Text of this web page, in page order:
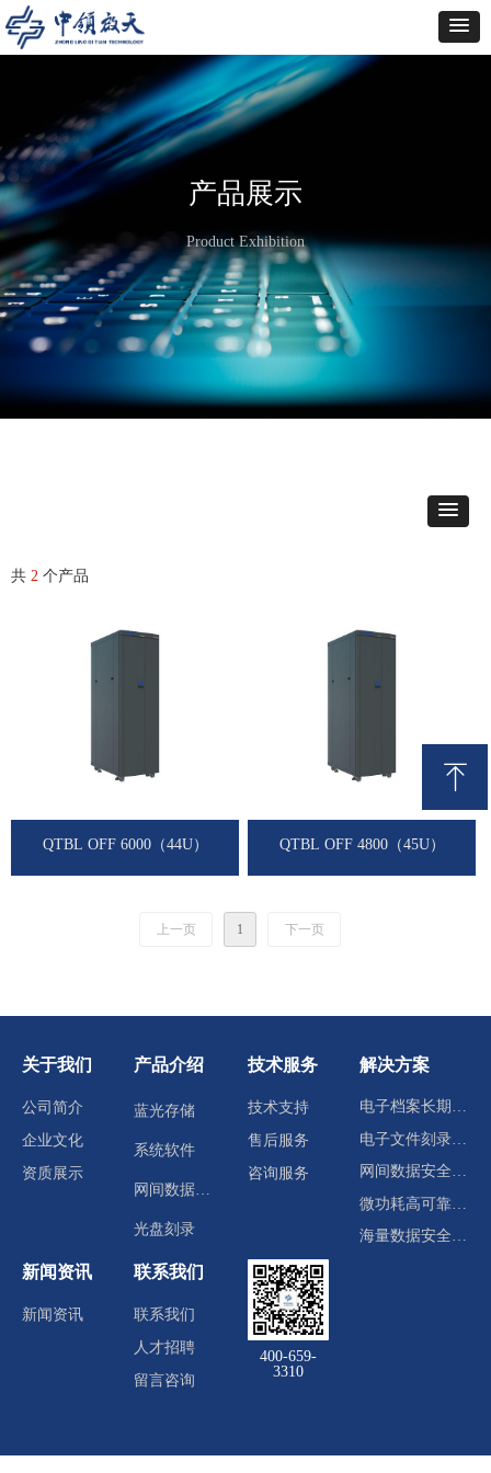
共 2 个产品
QTBL OFF 6000（44U） QTBL OFF 4800（45U）
上一页 1 下一页
产品展示
Product Exhibition
关于我们
公司简介
企业文化
资质展示
产品介绍
蓝光存储
系统软件
网间数据交换
光盘刻录
技术服务
技术支持
售后服务
咨询服务
解决方案
电子档案长期归档存储
网间数据安全交换
海量数据安全存储
联系我们
联系我们
人才招聘
留言咨询
400-659-
3310
新闻资讯
新闻资讯
ꁸ